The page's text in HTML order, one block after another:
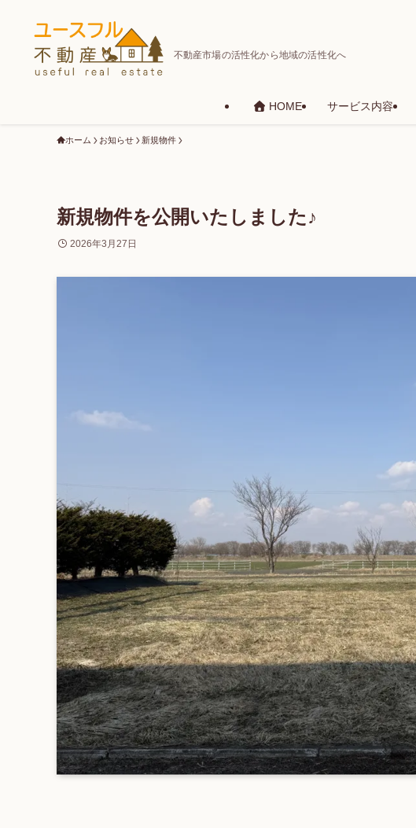
不動産市場の活性化から地域の活性化へ
HOME サービス内容
ホーム お知らせ 新規物件
新規物件を公開いたしました♪
2026年3月27日